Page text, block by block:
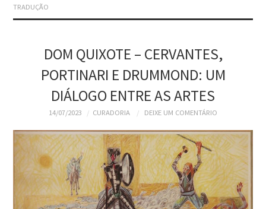
TRADUÇÃO
DOM QUIXOTE – CERVANTES,
PORTINARI E DRUMMOND: UM
DIÁLOGO ENTRE AS ARTES
14/07/2023 CURADORIA DEIXE UM COMENTÁRIO